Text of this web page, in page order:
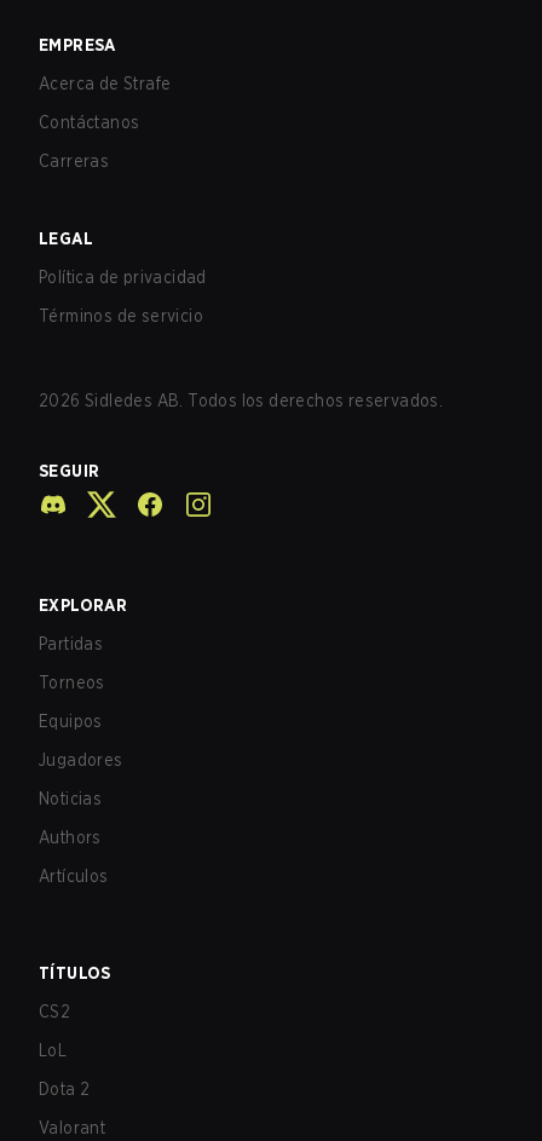
EMPRESA
Acerca de Strafe
Contáctanos
Carreras
LEGAL
Política de privacidad
Términos de servicio
2026 Sidledes AB. Todos los derechos reservados.
SEGUIR
EXPLORAR
Partidas
Torneos
Equipos
Jugadores
Noticias
Authors
Artículos
TÍTULOS
CS2
LoL
Dota 2
Valorant